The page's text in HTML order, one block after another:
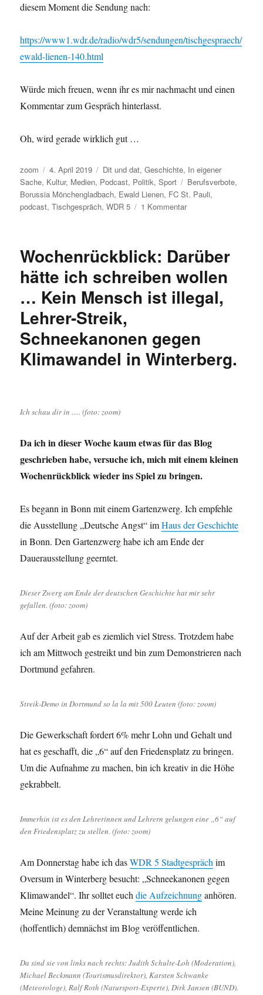
diesem Moment die Sendung nach:
https://www1.wdr.de/radio/wdr5/sendungen/tischgespraech/
ewald-lienen-140.html
Würde mich freuen, wenn ihr es mir nachmacht und einen
Kommentar zum Gespräch hinterlasst.
Oh, wird gerade wirklich gut …
Autor
zoom
Veröffentlicht
am
4. April 2019 Kategorien
Dit und dat,Geschichte, In eigener
Sache, Kultur, Medien, Podcast, Politik,Sport Schlagwörter
Berufsverbote,
Borussia Mönchengladbach, Ewald Lienen, FC St. Pauli,
podcast,Tischgespräch,WDR 5 1 Kommentarzu
diesem
Podcast
hören!
Ewald
Tischgespräch
bei
WDR
Wochenrückblick: Darüber
hätte ich schreiben wollen
… Kein Mensch ist illegal,
Lehrer-Streik,
Schneekanonen gegen
Klimawandel in Winterberg.
Ich schau dir in …. (foto: zoom)
Da ich in dieser Woche kaum etwas für das Blog
geschrieben habe, versuche ich, mich mit einem kleinen
Wochenrückblick wieder ins Spiel zu bringen.
Es begann in Bonn mit einem Gartenzwerg. Ich empfehle
die Ausstellung „Deutsche Angst“ imHaus der Geschichte
in Bonn. Den Gartenzwerg habe ich am Ende der
Dauerausstellung geerntet.
Dieser Zwerg am Ende der deutschen Geschichte hat mir sehr
gefallen. (foto: zoom)
Auf der Arbeit gab es ziemlich viel Stress. Trotzdem habe
ich am Mittwoch gestreikt und bin zum Demonstrieren nach
Dortmund gefahren.
Streik-Demo in Dortmund so la la mit 500 Leuten (foto: zoom)
Die Gewerkschaft fordert 6% mehr Lohn und Gehalt und
hat es geschafft, die „6“ auf den Friedensplatz zu bringen.
Um die Aufnahme zu machen, bin ich kreativ in die Höhe
gekrabbelt.
Immerhin ist es den Lehrerinnen und Lehrern gelungen eine „6“ auf
den Friedensplatz zu stellen. (foto: zoom)
Am Donnerstag habe ich dasWDR 5 Stadtgesprächim
Oversum in Winterberg besucht: „Schneekanonen gegen
Klimawandel“. Ihr solltet euchdie Aufzeichnunganhören.
Meine Meinung zu der Veranstaltung werde ich
(hoffentlich) demnächst im Blog veröffentlichen.
Da sind sie von links nach rechts: Judith Schulte-Loh (Moderation),
Michael Beckmann (Tourismusdirektor), Karsten Schwanke
(Meteorologe), Ralf Roth (Natursport-Experte), Dirk Jansen (BUND).